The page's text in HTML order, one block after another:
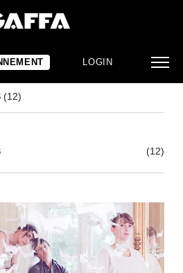
LOGIN
(12)
(12)